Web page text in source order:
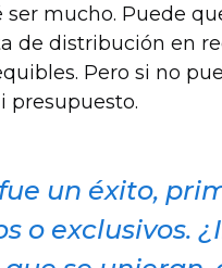
mucho. Puede
distribución en
Pero si no
presupuesto.
un éxito,
o exclusivos.